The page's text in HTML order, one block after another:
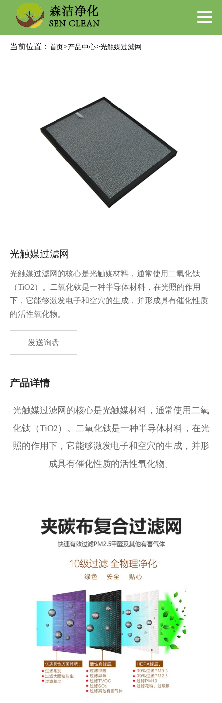
当前位置： 首页>产品中心>光触媒过滤网
光触媒过滤网
光触媒过滤网的核心是光触媒材料，通常使用二氧化钛
（TiO2）。二氧化钛是一种半导体材料，在光照的作用
下，它能够激发电子和空穴的生成，并形成具有催化性质
的活性氧化物。
发送询盘
产品详情
光触媒过滤网的核心是光触媒材料，通常使用二氧
化钛（TiO2）。二氧化钛是一种半导体材料，在光
照的作用下，它能够激发电子和空穴的生成，并形
成具有催化性质的活性氧化物。